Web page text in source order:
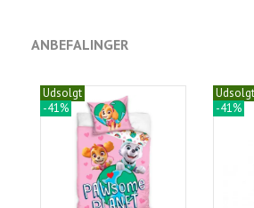
ANBEFALINGER
Udsolgt
-41%
Udsolgt
-41%